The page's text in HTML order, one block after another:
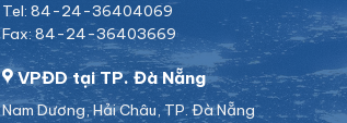
Tel: 84-24-36404069
Fax: 84-24-36403669
VPĐD tại TP. Đà Nẵng
Nam Dương, Hải Châu, TP. Đà Nẵng